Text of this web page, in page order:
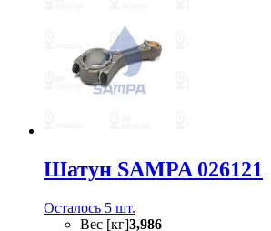
Шатун SAMPA 026121
Осталось 5 шт.
Вес [кг]3,986